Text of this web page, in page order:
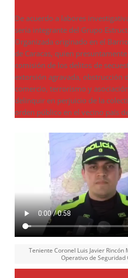
De acuerdo a labores
sería integrante del Grupo
Organizada originado en el
de Caracas, quien
comisión de los delitos de
extorsión agravada, obstrucción
comercio, terrorismo y
delinquir en perjuicio de la
orden público en el vecino país
Teniente Coronel Luis Javier Rincón
Operativo de Seguridad